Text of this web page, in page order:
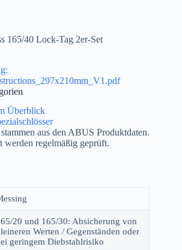
165/40 Lock-Tag 2er-Set
Überblick
aus den ABUS Produktdaten.
werden regelmäßig geprüft.
20 und 165/30: Absicherung von
Werten / Gegenständen oder
geringem Diebstahlrisiko